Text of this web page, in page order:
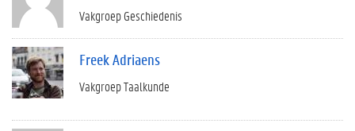
Vakgroep Geschiedenis
Freek Adriaens
Vakgroep Taalkunde